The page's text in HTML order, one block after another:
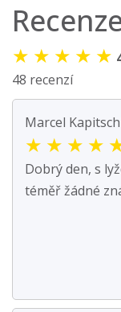
★ ★ ★ ★ ★
48 recenzí
Marcel
★ ★ ★ ★
Dobrý den, s
téměř žádné